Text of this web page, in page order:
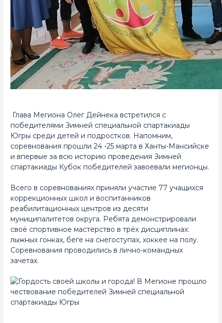
Глава Мегиона Олег Дейнека встретился с
победителями Зимней специальной спартакиады
Югры среди детей и подростков. Напомним,
соревнования прошли 24 -25 марта в Ханты-Мансийске
и впервые за всю историю проведения Зимней
спартакиады Кубок победителей завоевали мегионцы.
Всего в соревнованиях приняли участие 77 учащихся
коррекционных школ и воспитанников
реабилитационных центров из десяти
муниципалитетов округа. Ребята демонстрировали
своё спортивное мастерство в трёх дисциплинах:
лыжных гонках, беге на снегоступах, хоккее на полу.
Соревнования проводились в лично-командных
зачетах.